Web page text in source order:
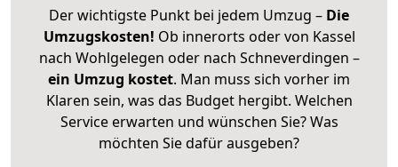
Der wichtigste Punkt bei jedem Umzug – Die
Umzugskosten! Ob innerorts oder von Kassel
nach Wohlgelegen oder nach Schneverdingen –
ein Umzug kostet. Man muss sich vorher im
Klaren sein, was das Budget hergibt. Welchen
Service erwarten und wünschen Sie? Was
möchten Sie dafür ausgeben?